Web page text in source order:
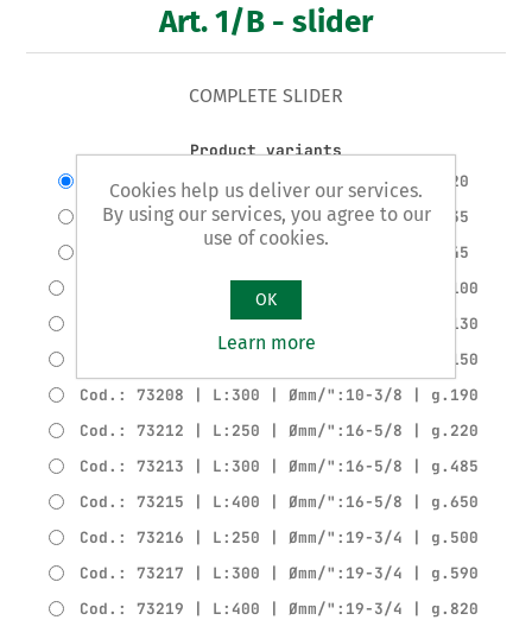
Art. 1/B - slider
COMPLETE SLIDER
Product variants
Cod.: 73202 | L:100 | Ømm/":6-1/4 | g.20
Cod.: 73203 | L:150 | Ømm/":6-1/4 | g.35
Cod.: 73204 | L:200 | Ømm/":6-1/4 | g.45
Cod.: 73205 | L:150 | Ømm/":10-3/8 | g.100
Cod.: 73206 | L:200 | Ømm/":10-3/8 | g.130
Cod.: 73207 | L:250 | Ømm/":10-3/8 | g.150
Cod.: 73208 | L:300 | Ømm/":10-3/8 | g.190
Cod.: 73212 | L:250 | Ømm/":16-5/8 | g.220
Cod.: 73213 | L:300 | Ømm/":16-5/8 | g.485
Cod.: 73215 | L:400 | Ømm/":16-5/8 | g.650
Cod.: 73216 | L:250 | Ømm/":19-3/4 | g.500
Cod.: 73217 | L:300 | Ømm/":19-3/4 | g.590
Cod.: 73219 | L:400 | Ømm/":19-3/4 | g.820
Cookies help us deliver our services.
By using our services, you agree to our
use of cookies.
OK
Learn more